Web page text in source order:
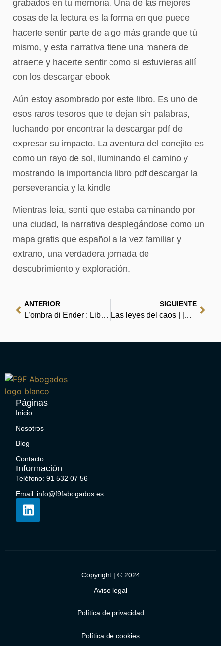
grabados en tu memoria. Una de las mejores
cosas de la lectura es la forma en que puede
hacerte sentir parte de algo más grande que tú
mismo, y esta narrativa tiene una manera de
atraerte y hacerte sentir como si estuvieras allí
con los descargar ebook
Aún estoy asombrado por este libro. Es uno de
esos raros tesoros que te dejan sin palabras,
luchando por encontrar la descargar pdf de
expresar su impacto. La aventura del conejito es
como un rayo de sol, iluminando el camino y
mostrando la importancia libro pdf descargar la
perseverancia y la kindle
Mientras leía, sentí que estaba caminando por
una ciudad, la narrativa desplegándose como un
mapa gratis que español a la vez familiar y
extraño, una verdadera jornada de
descubrimiento y exploración.
ANTERIOR
L’ombra di Ender : Libri ed eBook
SIGUIENTE
Las leyes del caos | [PDF]
Páginas
Inicio
Nosotros
Blog
Contacto
Información
Teléfono: 91 532 07 56
Email: info@f9fabogados.es
Copyright | © 2024
Aviso legal
Política de privacidad
Política de cookies